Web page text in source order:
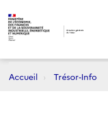
Accueil Trésor-Info